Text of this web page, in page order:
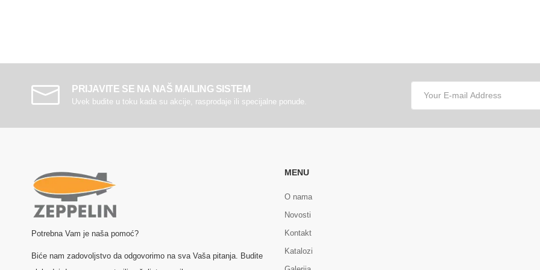
PRIJAVITE SE NA NAŠ MAILING SISTEM
Uvek budite u toku kada su akcije, rasprodaje ili specijalne ponude.
Potrebna Vam je naša pomoć?
Biće nam zadovoljstvo da odgovorimo na sva Vaša pitanja. Budite
MENU
O nama
Novosti
Kontakt
Katalozi